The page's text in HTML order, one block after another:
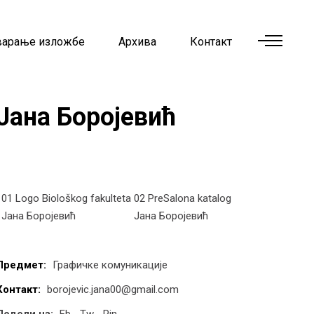
изложбе Архива Контакт
Боројевић
01 Logo Biološkog fakulteta
Јана Боројевић
02 PreSalona katalog
Јана Боројевић
Графичке комуникације
borojevic.jana00@gmail.com